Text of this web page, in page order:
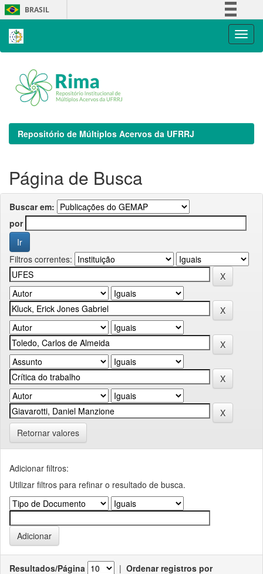
Skip
navigation
BRASIL
Repositório de Múltiplos Acervos da UFRRJ
Página de Busca
Buscar em:
por
Filtros correntes:
Retornar valores
Adicionar filtros:
Utilizar filtros para refinar o resultado de busca.
Resultados/Página | Ordenar registros por